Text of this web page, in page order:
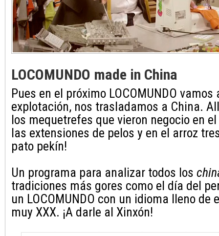
LOCOMUNDO made in China
Pues en el próximo LOCOMUNDO
explotación, nos trasladamos a China.
los mequetrefes que vieron negocio en
las extensiones de pelos y en el arroz
pato pekín!
Un programa para analizar todos los
tradiciones más gores como el día del
un LOCOMUNDO con un idioma lleno de
muy XXX. ¡A darle al Xinxón!